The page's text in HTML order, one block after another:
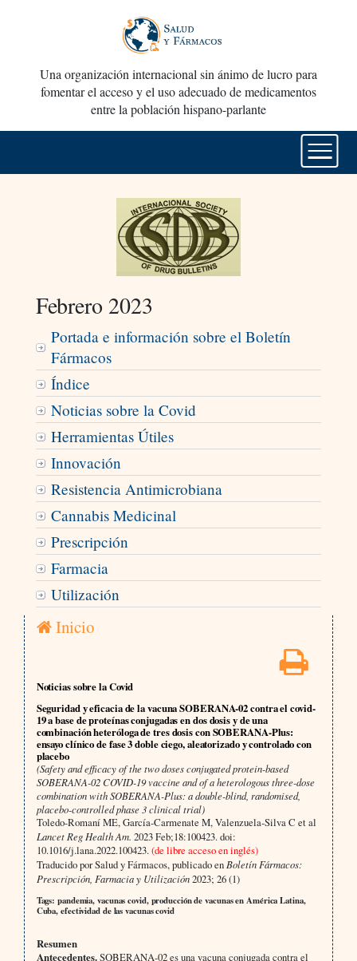
Una organización internacional sin ánimo de lucro para
fomentar el acceso y el uso adecuado de medicamentos
entre la población hispano-parlante
Febrero 2023
Portada e información sobre el Boletín
Fármacos
Índice
Noticias sobre la Covid
Herramientas Útiles
Innovación
Resistencia Antimicrobiana
Cannabis Medicinal
Prescripción
Farmacia
Utilización
Inicio
Noticias sobre la Covid
Seguridad y eficacia de la vacuna SOBERANA-02 contra el covid-
19 a base de proteínas conjugadas en dos dosis y de una
combinación heteróloga de tres dosis con SOBERANA-Plus:
ensayo clínico de fase 3 doble ciego, aleatorizado y controlado con
placebo
(Safety and efficacy of the two doses conjugated protein-based
SOBERANA-02 COVID-19 vaccine and of a heterologous three-dose
combination with SOBERANA-Plus: a double-blind, randomised,
placebo-controlled phase 3 clinical trial)
Toledo-Romaní ME, García-Carmenate M, Valenzuela-Silva C et al
Lancet Reg Health Am. 2023 Feb;18:100423. doi:
10.1016/j.lana.2022.100423.(de libre acceso en inglés)
Traducido por Salud y Fármacos, publicado en Boletín Fármacos:
Prescripción, Farmacia y Utilización2023; 26 (1)
Tags: pandemia, vacunas covid, producción de vacunas en América Latina,
Cuba, efectividad de las vacunas covid
Resumen
Antecedentes.SOBERANA-02 es una vacuna conjugada contra el